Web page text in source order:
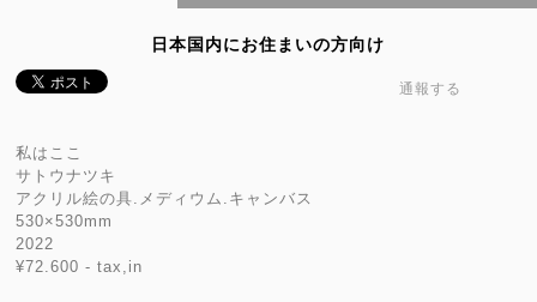
日本国内にお住まいの方向け
通報する
私はここ
サトウナツキ
アクリル絵の具.メディウム.キャンバス
530×530mm
2022
¥72.600 - tax,in